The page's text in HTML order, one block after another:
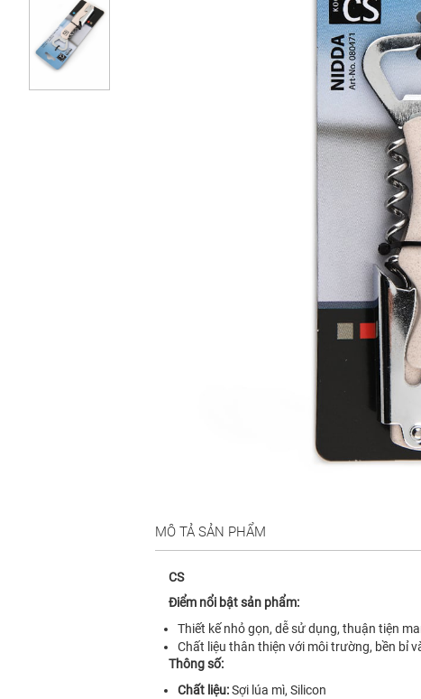
MÔ TẢ SẢN PHẨM
CS
Điểm nổi bật sản phẩm:
Thiết kế nhỏ gọn, dễ sử dụng, thuận tiện
Chất liệu thân thiện với môi trường, bền bỉ
Thông số:
Chất liệu:Sợi lúa mì, Silicon